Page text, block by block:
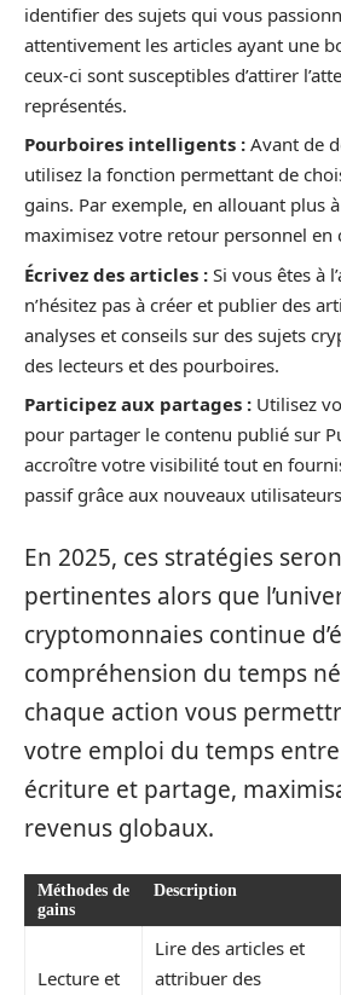
identifier des sujets qui vous
attentivement les articles ayant une
ceux-ci sont susceptibles d’attirer
représentés.
Pourboires intelligents : Avant de
utilisez la fonction permettant de
gains. Par exemple, en allouant plus
maximisez votre retour personnel en
Écrivez des articles : Si vous êtes à
n’hésitez pas à créer et publier des
analyses et conseils sur des sujets
des lecteurs et des pourboires.
Participez aux partages : Utilisez
pour partager le contenu publié sur
accroître votre visibilité tout en
passif grâce aux nouveaux
En 2025, ces stratégies
pertinentes alors que
cryptomonnaies continue
compréhension du temps
chaque action vous
votre emploi du temps
écriture et partage,
revenus globaux.
Méthodes de
gains
Description
Lecture et
Lire des articles et
attribuer des